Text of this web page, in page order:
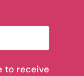
to receive